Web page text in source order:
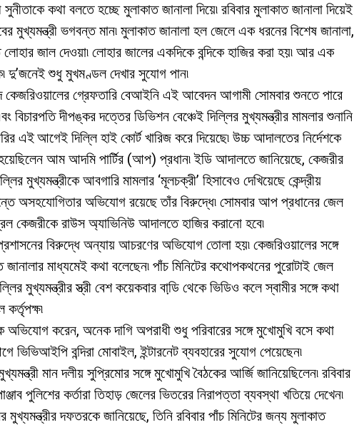
সুনীতাকে কথা বলতে হচ্ছে মুলাকাত জানালা দিয়ে৷ রবিবার মুলাকাত জানালা দিয়েই
মুখ্যমন্ত্রী ভগবন্ত মান৷ মুলাকাত জানালা হল জেলে এক ধরনের বিশেষ জানালা,
জাল দেওয়া৷ লোহার জালের একদিকে বন্দিকে হাজির করা হয়৷ আর এক
দু’জনেই শুধু মুখমণ্ডল দেখার সুযোগ পান৷
কেজরিওয়ালের গ্রেফতারি বেআইনি এই আবেদন আগামী সোমবার শুনতে পারে
বিচারপতি দীপঙ্কর দত্তের ডিভিশন বেঞ্চেই দিল্লির মুখ্যমন্ত্রীর মামলার শুনানি
এই আগেই দিল্লি হাই কোর্ট খারিজ করে দিয়েছে৷ উচ্চ আদালতের নির্দেশকে
হয়েছিলেন আম আদমি পার্টির (আপ) প্রধান৷ ইডি আদালতে জানিয়েছে, কেজরীর
মুখ্যমন্ত্রীকে আবগারি মামলার ‘মূলচক্রী’ হিসাবেও দেখিয়েছে কেন্দ্রীয়
অসহযোগিতার অভিযোগ রয়েছে তাঁর বিরুদ্ধে৷ সোমবার আপ প্রধানের জেল
কেজরীকে রাউস অ্যাভিনিউ আদালতে হাজির করানো হবে৷
বিরুদ্ধে অন্যায় আচরণের অভিযোগ তোলা হয়৷ কেজরিওয়ালের সঙ্গে
জানালার মাধ্যমেই কথা বলেছেন৷ পাঁচ মিনিটের কথোপকথনের পুরোটাই জেল
মুখ্যমন্ত্রীর স্ত্রী বেশ কয়েকবার বাডি় থেকে ভিডিও কলে স্বামীর সঙ্গে কথা
অভিযোগ করেন, অনেক দাগি অপরাধী শুধু পরিবারের সঙ্গে মুখোমুখি বসে কথা
বন্দিরা মোবাইল, ইন্টারনেট ব্যবহারের সুযোগ পেয়েছেন৷
মান দলীয় সুপ্রিমোর সঙ্গে মুখোমুখি বৈঠকের আর্জি জানিয়েছিলেন৷ রবিবার
পুলিশের কর্তারা তিহাড় জেলের ভিতরের নিরাপত্তা ব্যবস্থা খতিয়ে দেখেন৷
মুখ্যমন্ত্রীর দফতরকে জানিয়েছে, তিনি রবিবার পাঁচ মিনিটের জন্য মুলাকাত